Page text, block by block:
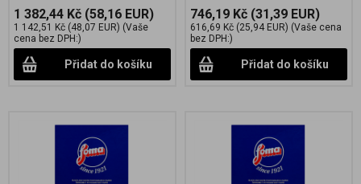
1 382,44 Kč (58,16 EUR)
1 142,51 Kč (48,07 EUR) (Vaše
cena bez DPH:)
Přidat do košíku
746,19 Kč (31,39 EUR)
616,69 Kč (25,94 EUR) (Vaše cena
bez DPH:)
Přidat do košíku